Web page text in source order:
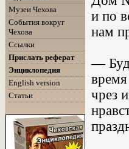
Музеи Чехова
События вокруг
Чехова
Ссылки
Прислать реферат
Энциклопедия
English version
Статьи
и по
нам
—
чрез